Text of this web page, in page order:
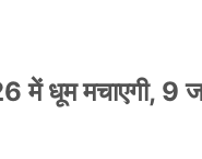
धूम मचाएगी, 9